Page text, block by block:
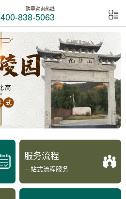
购墓咨询热线
400-838-5063
服务流程
一站式流程服务